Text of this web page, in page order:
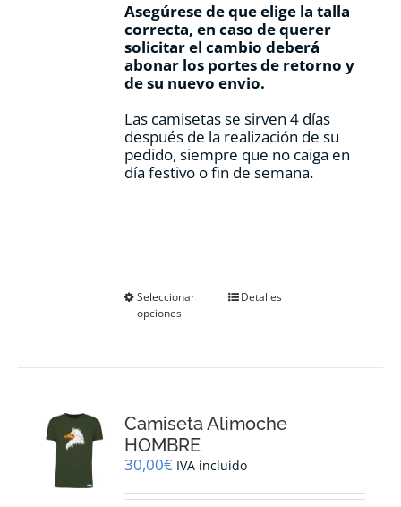
Asegúrese de que elige la talla
correcta, en caso de querer
solicitar el cambio deberá
abonar los portes de retorno y
de su nuevo envio.
Las camisetas se sirven 4 días
después de la realización de su
pedido, siempre que no caiga en
día festivo o fin de semana.
Seleccionar
opciones
Este
se
elegir
en
la
Detalles
Camiseta Alimoche
HOMBRE
30,00€ IVA incluido